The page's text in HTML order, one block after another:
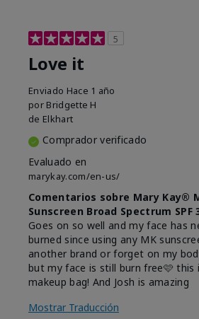
5
Love it
Enviado Hace 1 año
por Bridgette H
de Elkhart
Comprador verificado
Evaluado en
marykay.com/en-us/
Comentarios sobre Mary Kay®
Sunscreen Broad Spectrum SPF
Goes on so well and my face has
burned since using any MK
another brand or forget on my
but my face is still burn free🩷 this
makeup bag! And Josh is amazing
Mostrar Traducción